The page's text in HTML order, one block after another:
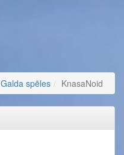
Galda spēles KnasaNoid